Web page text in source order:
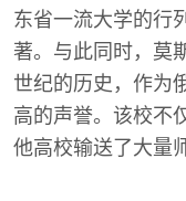
东省一流大学的行
著。与此同时，莫
世纪的历史，作为
高的声誉。该校不
他高校输送了大量